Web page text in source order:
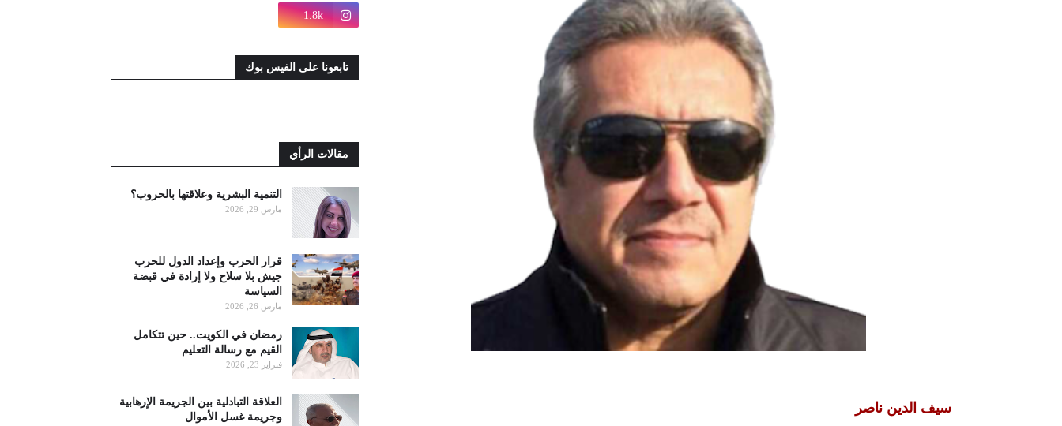
سيف الدين ناصر
1.8k
تابعونا على الفيس بوك
مقالات الرأي
التنمية البشرية وعلاقتها بالحروب؟
مارس 29, 2026
قرار الحرب وإعداد الدول للحرب
جيش بلا سلاح ولا إرادة في قبضة
السياسة
مارس 26, 2026
رمضان في الكويت.. حين تتكامل
القيم مع رسالة التعليم
فبراير 23, 2026
العلاقة التبادلية بين الجريمة الإرهابية
وجريمة غسل الأموال